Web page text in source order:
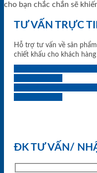
cho bạn chắc chắn sẽ
TƯ VẤN TRỰC
Hỗ trợ tư vấn về sản
chiết khấu cho khách
ĐK TƯ VẤN/